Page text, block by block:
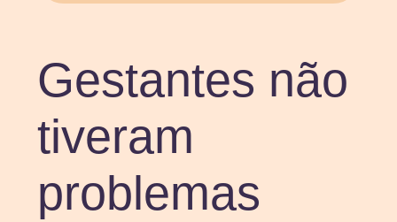
Gestantes não
tiveram
problemas